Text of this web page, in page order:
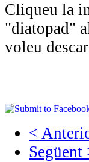
Cliqueu la
"diatopad"
voleu
<
Següent